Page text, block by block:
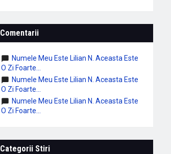
Comentarii
Numele Meu Este Lilian N. Aceasta Este
O Zi Foarte...
Numele Meu Este Lilian N. Aceasta Este
O Zi Foarte...
Numele Meu Este Lilian N. Aceasta Este
O Zi Foarte...
Categorii Stiri